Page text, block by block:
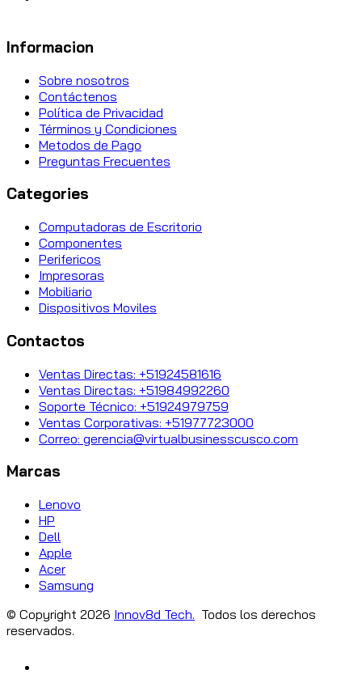
Informacion
Sobre nosotros
Contáctenos
Política de Privacidad
Términos y Condiciones
Metodos de Pago
Preguntas Frecuentes
Categories
Computadoras de Escritorio
Componentes
Perifericos
Impresoras
Mobiliario
Dispositivos Moviles
Contactos
Ventas Directas: +51924581616
Ventas Directas: +51984992260
Soporte Técnico: +51924979759
Ventas Corporativas: +51977723000
Correo: gerencia@virtualbusinesscusco.com
Marcas
Lenovo
HP
Dell
Apple
Acer
Samsung
© Copyright 2026 Innov8d Tech. Todos los derechos
reservados.